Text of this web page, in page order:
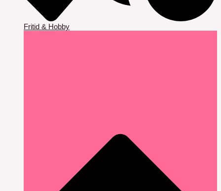
Fritid & Hobby